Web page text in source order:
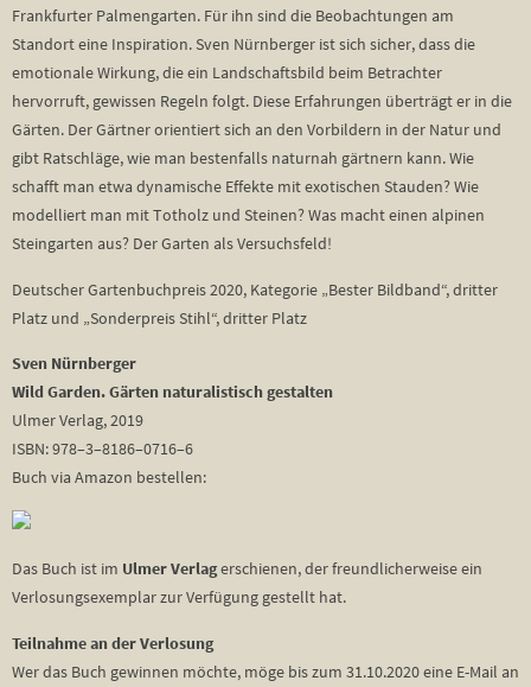
Frankfurter Palmengarten. Für ihn sind die Beobachtungen am
Standort eine Inspiration. Sven Nürnberger ist sich sicher, dass die
emotionale Wirkung, die ein Landschaftsbild beim Betrachter
hervorruft, gewissen Regeln folgt. Diese Erfahrungen überträgt er in die
Gärten. Der Gärtner orientiert sich an den Vorbildern in der Natur und
gibt Ratschläge, wie man bestenfalls naturnah gärtnern kann. Wie
schafft man etwa dynamische Effekte mit exotischen Stauden? Wie
modelliert man mit Totholz und Steinen? Was macht einen alpinen
Steingarten aus? Der Garten als Versuchsfeld!
Deutscher Gartenbuchpreis 2020, Kategorie „Bester Bildband“, dritter
Platz und „Sonderpreis Stihl“, dritter Platz
Sven Nürnberger
Wild Garden. Gärten naturalistisch gestalten
Ulmer Verlag, 2019
ISBN: 978–3–8186–0716–6
Buch via Amazon bestellen:
Das Buch ist im Ulmer Verlagerschienen, der freundlicherweise ein
Verlosungsexemplar zur Verfügung gestellt hat.
Teilnahme an der Verlosung
Wer das Buch gewinnen möchte, möge bis zum 31.10.2020 eine E-Mail an